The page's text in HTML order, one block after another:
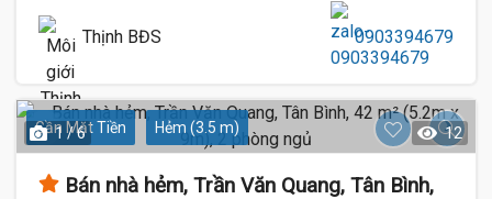
Thịnh BĐS 0903394679
Gần Mặt Tiền Hẻm (3.5 m)
1 / 6 12
Bán nhà hẻm, Trần Văn Quang, Tân Bình,